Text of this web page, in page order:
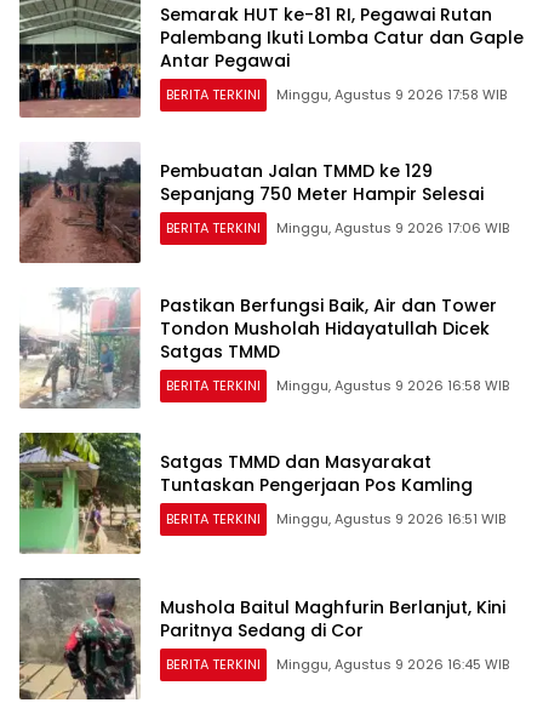
Semarak HUT ke-81 RI, Pegawai Rutan
Palembang Ikuti Lomba Catur dan Gaple
Antar Pegawai
BERITA TERKINI Minggu, Agustus 9 2026 17:58 WIB
Pembuatan Jalan TMMD ke 129
Sepanjang 750 Meter Hampir Selesai
BERITA TERKINI Minggu, Agustus 9 2026 17:06 WIB
Pastikan Berfungsi Baik, Air dan Tower
Tondon Musholah Hidayatullah Dicek
Satgas TMMD
BERITA TERKINI Minggu, Agustus 9 2026 16:58 WIB
Satgas TMMD dan Masyarakat
Tuntaskan Pengerjaan Pos Kamling
BERITA TERKINI Minggu, Agustus 9 2026 16:51 WIB
Mushola Baitul Maghfurin Berlanjut, Kini
Paritnya Sedang di Cor
BERITA TERKINI Minggu, Agustus 9 2026 16:45 WIB